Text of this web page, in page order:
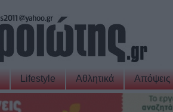
Lifestyle Αθλητικά Απόψεις